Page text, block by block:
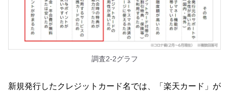
調査2-2グラフ
新規発行したクレジットカード名では、「楽天カード」が